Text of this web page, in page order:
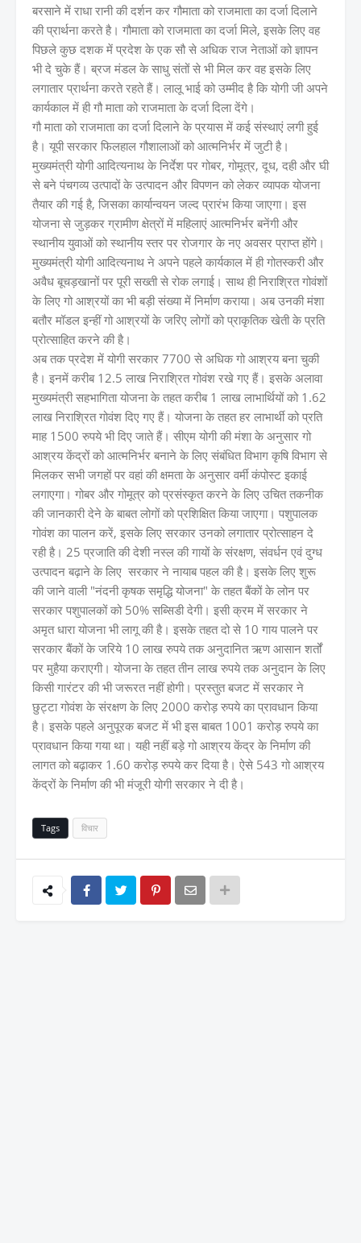
बरसाने में राधा रानी की दर्शन कर गौमाता को राजमाता का दर्जा दिलाने
की प्रार्थना करते है। गौमाता को राजमाता का दर्जा मिले, इसके लिए वह
पिछले कुछ दशक में प्रदेश के एक सौ से अधिक राज नेताओं को ज्ञापन
भी दे चुके हैं। ब्रज मंडल के साधु संतों से भी मिल कर वह इसके लिए
लगातार प्रार्थना करते रहते हैं। लालू भाई को उम्मीद है कि योगी जी अपने
कार्यकाल में ही गौ माता को राजमाता के दर्जा दिला देंगे।
गौ माता को राजमाता का दर्जा दिलाने के प्रयास में कई संस्थाएं लगी हुई
है। यूपी सरकार फिलहाल गौशालाओं को आत्मनिर्भर में जुटी है।
मुख्यमंत्री योगी आदित्यनाथ के निर्देश पर गोबर, गोमूत्र, दूध, दही और घी
से बने पंचगव्य उत्पादों के उत्पादन और विपणन को लेकर व्यापक योजना
तैयार की गई है, जिसका कार्यान्वयन जल्द प्रारंभ किया जाएगा। इस
योजना से जुड़कर ग्रामीण क्षेत्रों में महिलाएं आत्मनिर्भर बनेंगी और
स्थानीय युवाओं को स्थानीय स्तर पर रोजगार के नए अवसर प्राप्त होंगे।
मुख्यमंत्री योगी आदित्यनाथ ने अपने पहले कार्यकाल में ही गोतस्करी और
अवैध बूचड़खानों पर पूरी सख्ती से रोक लगाई। साथ ही निराश्रित गोवंशों
के लिए गो आश्रयों का भी बड़ी संख्या में निर्माण कराया। अब उनकी मंशा
बतौर मॉडल इन्हीं गो आश्रयों के जरिए लोगों को प्राकृतिक खेती के प्रति
प्रोत्साहित करने की है।
अब तक प्रदेश में योगी सरकार 7700 से अधिक गो आश्रय बना चुकी
है। इनमें करीब 12.5 लाख निराश्रित गोवंश रखे गए हैं। इसके अलावा
मुख्यमंत्री सहभागिता योजना के तहत करीब 1 लाख लाभार्थियों को 1.62
लाख निराश्रित गोवंश दिए गए हैं। योजना के तहत हर लाभार्थी को प्रति
माह 1500 रुपये भी दिए जाते हैं। सीएम योगी की मंशा के अनुसार गो
आश्रय केंद्रों को आत्मनिर्भर बनाने के लिए संबंधित विभाग कृषि विभाग से
मिलकर सभी जगहों पर वहां की क्षमता के अनुसार वर्मी कंपोस्ट इकाई
लगाएगा। गोबर और गोमूत्र को प्रसंस्कृत करने के लिए उचित तकनीक
की जानकारी देने के बाबत लोगों को प्रशिक्षित किया जाएगा। पशुपालक
गोवंश का पालन करें, इसके लिए सरकार उनको लगातार प्रोत्साहन दे
रही है। 25 प्रजाति की देशी नस्ल की गायों के संरक्षण, संवर्धन एवं दुग्ध
उत्पादन बढ़ाने के लिए सरकार ने नायाब पहल की है। इसके लिए शुरू
की जाने वाली "नंदनी कृषक समृद्धि योजना" के तहत बैंकों के लोन पर
सरकार पशुपालकों को 50% सब्सिडी देगी। इसी क्रम में सरकार ने
अमृत धारा योजना भी लागू की है। इसके तहत दो से 10 गाय पालने पर
सरकार बैंकों के जरिये 10 लाख रुपये तक अनुदानित ऋण आसान शर्तों
पर मुहैया कराएगी। योजना के तहत तीन लाख रुपये तक अनुदान के लिए
किसी गारंटर की भी जरूरत नहीं होगी। प्रस्तुत बजट में सरकार ने
छुट्टा गोवंश के संरक्षण के लिए 2000 करोड़ रुपये का प्रावधान किया
है। इसके पहले अनुपूरक बजट में भी इस बाबत 1001 करोड़ रुपये का
प्रावधान किया गया था। यही नहीं बड़े गो आश्रय केंद्र के निर्माण की
लागत को बढ़ाकर 1.60 करोड़ रुपये कर दिया है। ऐसे 543 गो आश्रय
केंद्रों के निर्माण की भी मंजूरी योगी सरकार ने दी है।
Tags विचार